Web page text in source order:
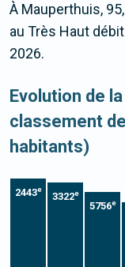
À Mauperthuis,
au Très Haut
2026.
Evolution de
classement
habitants)
2443e
3322e
5756e